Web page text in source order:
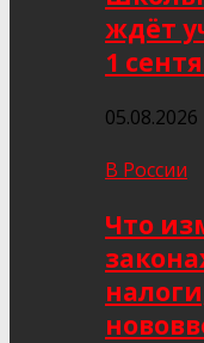
ждёт
1
05.08.2026
В России
Что